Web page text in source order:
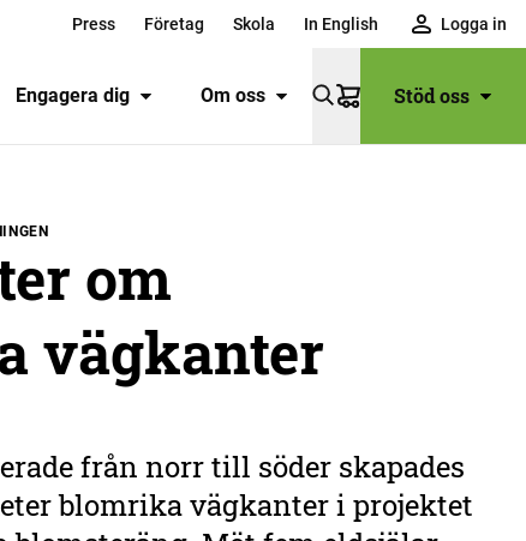
Press Företag Skola In English Logga in
Engagera dig Om oss
VarukorgStöd oss
om
vägkanter
från norr till söder skapades
blomrika vägkanter i projektet